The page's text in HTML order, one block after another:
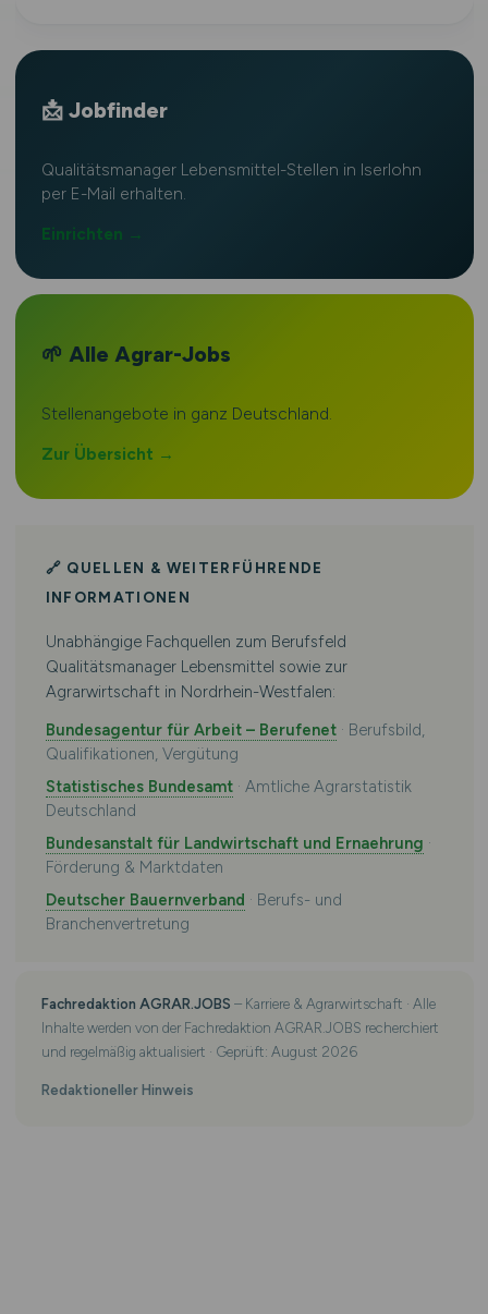
📩 Jobfinder
Qualitätsmanager Lebensmittel-Stellen in Iserlohn
per E-Mail erhalten.
Einrichten →
🌱 Alle Agrar-Jobs
Stellenangebote in ganz Deutschland.
Zur Übersicht →
🔗 QUELLEN & WEITERFÜHRENDE
INFORMATIONEN
Unabhängige Fachquellen zum Berufsfeld
Qualitätsmanager Lebensmittel sowie zur
Agrarwirtschaft in Nordrhein-Westfalen:
Bundesagentur für Arbeit – Berufenet· Berufsbild,
Qualifikationen, Vergütung
Statistisches Bundesamt· Amtliche Agrarstatistik
Deutschland
Bundesanstalt für Landwirtschaft und Ernaehrung ·
Förderung & Marktdaten
Deutscher Bauernverband · Berufs- und
Branchenvertretung
Fachredaktion AGRAR.JOBS – Karriere & Agrarwirtschaft · Alle
Inhalte werden von der Fachredaktion AGRAR.JOBS recherchiert
und regelmäßig aktualisiert · Geprüft: August 2026
Redaktioneller Hinweis